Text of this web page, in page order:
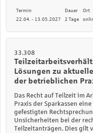
Termin Dauer Ort
22.04. - 13.05.2027
2 Tage
33.308
Lösungen zu
der betrieblichen
Das Recht auf Teilzeit im
Praxis der Sparkassen
gefestigten
Unsicherheiten bei der
Teilzeitanträgen. Dies gilt